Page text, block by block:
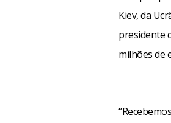
Kiev, da
presidente
milhões de